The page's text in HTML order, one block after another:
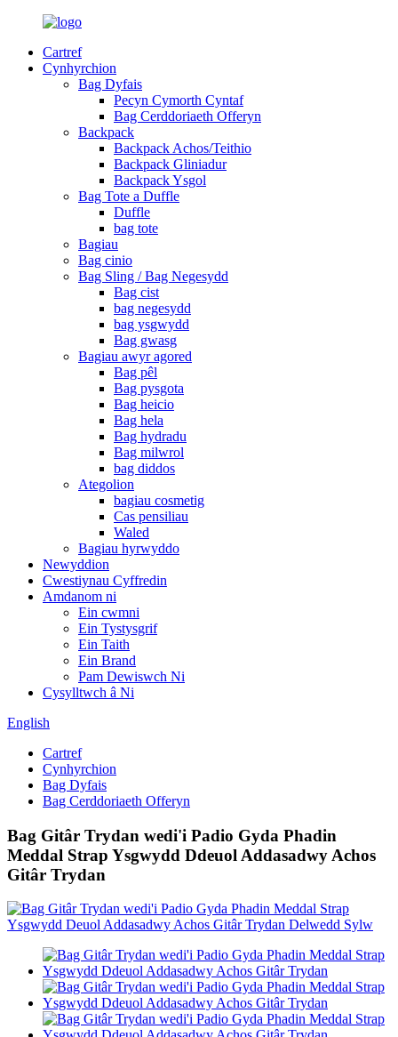
Cartref
Cynhyrchion
Bag Dyfais
Pecyn Cymorth Cyntaf
Bag Cerddoriaeth Offeryn
Backpack
Backpack Achos/Teithio
Backpack Gliniadur
Backpack Ysgol
Bag Tote a Duffle
Duffle
bag tote
Bagiau
Bag cinio
Bag Sling / Bag Negesydd
Bag cist
bag negesydd
bag ysgwydd
Bag gwasg
Bagiau awyr agored
Bag pêl
Bag pysgota
Bag heicio
Bag hela
Bag hydradu
Bag milwrol
bag diddos
Ategolion
bagiau cosmetig
Cas pensiliau
Waled
Bagiau hyrwyddo
Newyddion
Cwestiynau Cyffredin
Amdanom ni
Ein cwmni
Ein Tystysgrif
Ein Taith
Ein Brand
Pam Dewiswch Ni
Cysylltwch â Ni
English
Cartref
Cynhyrchion
Bag Dyfais
Bag Cerddoriaeth Offeryn
Bag Gitâr Trydan wedi'i Padio Gyda Phadin
Meddal Strap Ysgwydd Ddeuol Addasadwy Achos
Gitâr Trydan